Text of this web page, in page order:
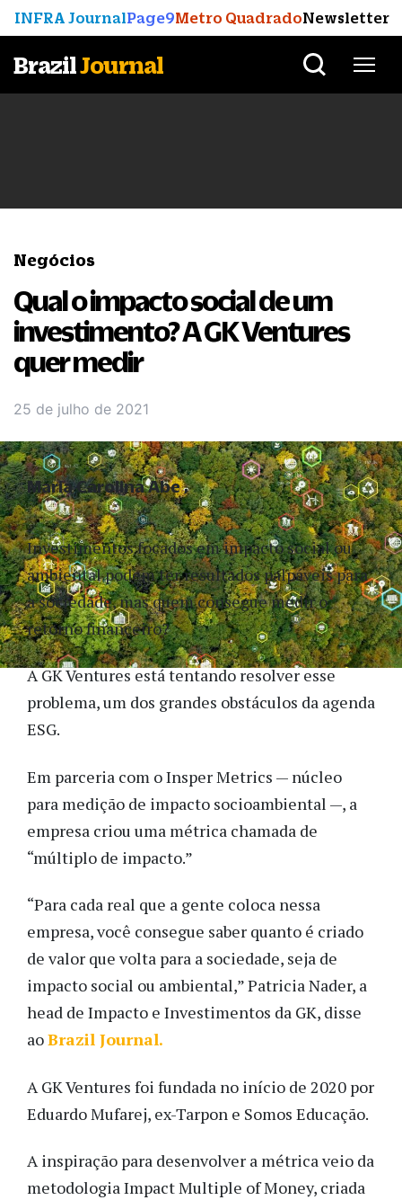
INFRA JournalPage9Metro QuadradoNewsletter
BrazilJournal
Negócios
Qual o impacto social de um
investimento? A GK Ventures
quer medir
25 de julho de 2021
Investimentos focados em impacto social ou
ambiental podem ter resultados palpáveis para
a sociedade, mas quem consegue medir o
retorno financeiro?
A GK Ventures está tentando resolver esse
problema, um dos grandes obstáculos da agenda
ESG.
Em parceria com o Insper Metrics — núcleo
para medição de impacto socioambiental —, a
empresa criou uma métrica chamada de
“múltiplo de impacto.”
“Para cada real que a gente coloca nessa
empresa, você consegue saber quanto é criado
de valor que volta para a sociedade, seja de
impacto social ou ambiental,” Patricia Nader, a
head de Impacto e Investimentos da GK, disse
aoBrazil Journal.
A GK Ventures foi fundada no início de 2020 por
Eduardo Mufarej, ex-Tarpon e Somos Educação.
A inspiração para desenvolver a métrica veio da
metodologia Impact Multiple of Money, criada
Maria Carolina Abe